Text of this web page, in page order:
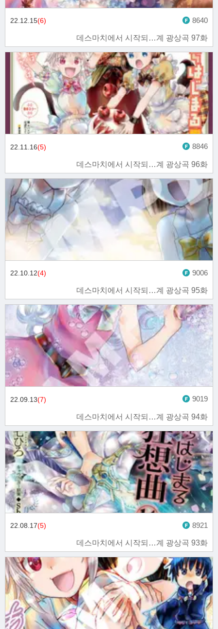
데스마치에서 시작되…계 광상곡 97화
22.12.15(6) 8640
데스마치에서 시작되…계 광상곡 96화
22.11.16(5) 8846
데스마치에서 시작되…계 광상곡 95화
22.10.12(4) 9006
데스마치에서 시작되…계 광상곡 94화
22.09.13(7) 9019
데스마치에서 시작되…계 광상곡 93화
22.08.17(5) 8921